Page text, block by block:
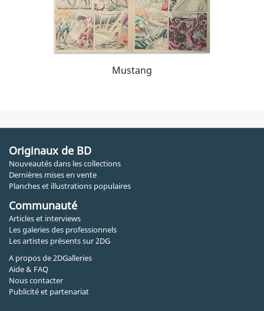
Mustang
Originaux de BD
Nouveautés dans les collections
Dernières mises en vente
Planches et illustrations populaires
Communauté
Articles et interviews
Les galeries des professionnels
Les artistes présents sur 2DG
A propos de 2DGalleries
Aide & FAQ
Nous contacter
Publicité et partenariat